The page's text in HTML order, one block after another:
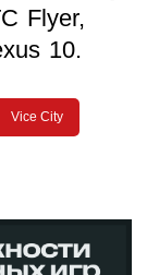
Flyer,
10.
Vice City